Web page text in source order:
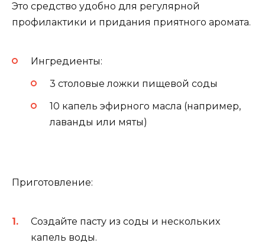
Это средство удобно для регулярной
профилактики и придания приятного аромата.
Ингредиенты:
3 столовые ложки пищевой соды
10 капель эфирного масла (например,
лаванды или мяты)
Приготовление:
Создайте пасту из соды и нескольких
капель воды.